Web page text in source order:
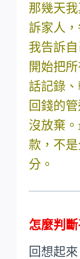
那幾天
訴家人
我告訴
開始把
話記錄
回錢的
沒放棄
款，不
分。
怎麼判
回想起